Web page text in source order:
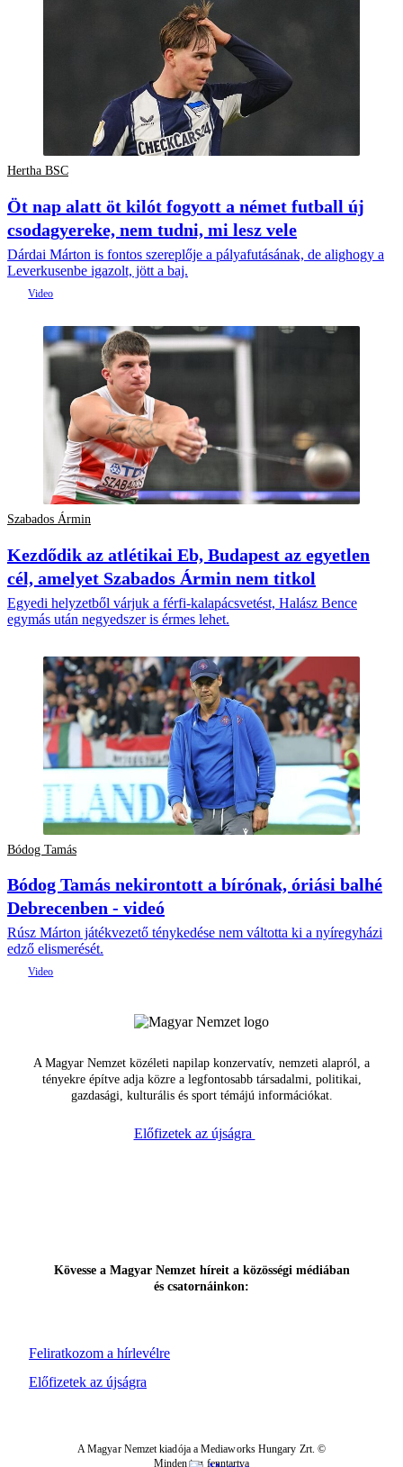
Hertha BSC
Öt nap alatt öt kilót fogyott a német futball új
csodagyereke, nem tudni, mi lesz vele
Dárdai Márton is fontos szereplője a pályafutásának, de alighogy a
Leverkusenbe igazolt, jött a baj.
Szabados Ármin
Kezdődik az atlétikai Eb, Budapest az egyetlen
cél, amelyet Szabados Ármin nem titkol
Egyedi helyzetből várjuk a férfi-kalapácsvetést, Halász Bence
egymás után negyedszer is érmes lehet.
Bódog Tamás
Bódog Tamás nekirontott a bírónak, óriási balhé
Debrecenben - videó
Rúsz Márton játékvezető ténykedése nem váltotta ki a nyíregyházi
edző elismerését.
A Magyar Nemzet közéleti napilap konzervatív, nemzeti alapról, a
tényekre építve adja közre a legfontosabb társadalmi, politikai,
gazdasági, kulturális és sport témájú információkat.
Előfizetek az újságra
Feliratkozom a hírlevélre
Kövesse a Magyar Nemzet híreit a közösségi médiában
és csatornáinkon:
Előfizetek az újságra
A Magyar Nemzet kiadója a Mediaworks Hungary Zrt. ©
Minden jog fenntartva